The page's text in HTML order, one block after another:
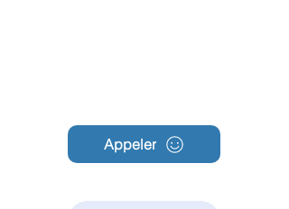
Appeler